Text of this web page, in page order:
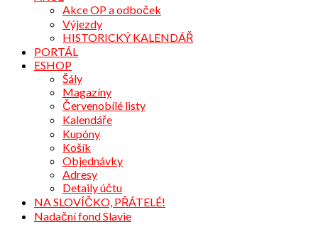
Akce OP a odboček
Výjezdy
HISTORICKÝ KALENDÁŘ
PORTÁL
ESHOP
Šály
Magazíny
Červenobílé listy
Kalendáře
Kupóny
Košík
Objednávky
Adresy
Detaily účtu
NA SLOVÍČKO, PŘÁTELÉ!
Nadační fond Slavie